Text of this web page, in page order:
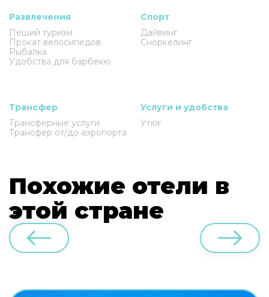
Развлечения
Пеший туризм
Прокат велосипедов
Рыбалка
Удобства для барбекю
Спорт
Дайвинг
Сноркелинг
Трансфер
Трансферные услуги
Трансфер от/до аэропорта
Услуги и удобства
Утюг
Похожие отели в
этой стране